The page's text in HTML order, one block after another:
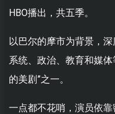
HBO播出，共五季。
以巴尔的摩市为背景，
系统、政治、教育和媒
的美剧”之一。
一点都不花哨，演员依